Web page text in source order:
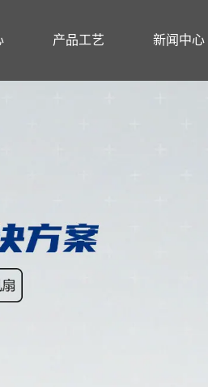
产品工艺 新闻中心